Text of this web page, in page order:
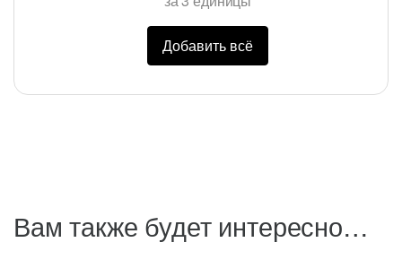
Добавить всё
Вам также будет интересно…